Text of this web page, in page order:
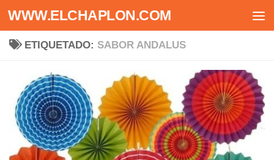
Saltar al contenido
WWW.ELCHAPLON.COM
ETIQUETADO: SABOR ANDALUS